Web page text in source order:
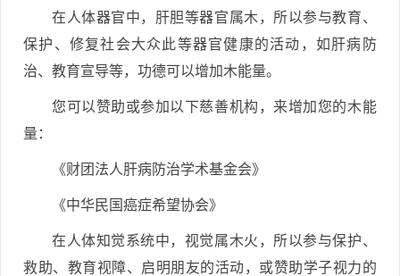
在人体器官中，肝胆等器官属木，所以参与教育、
保护、修复社会大众此等器官健康的活动，如肝病防
治、教育宣导等，功德可以增加木能量。
您可以赞助或参加以下慈善机构，来增加您的木能
量：
《财团法人肝病防治学术基金会》
《中华民国癌症希望协会》
在人体知觉系统中，视觉属木火，所以参与保护、
救助、教育视障、启明朋友的活动，或赞助学子视力的